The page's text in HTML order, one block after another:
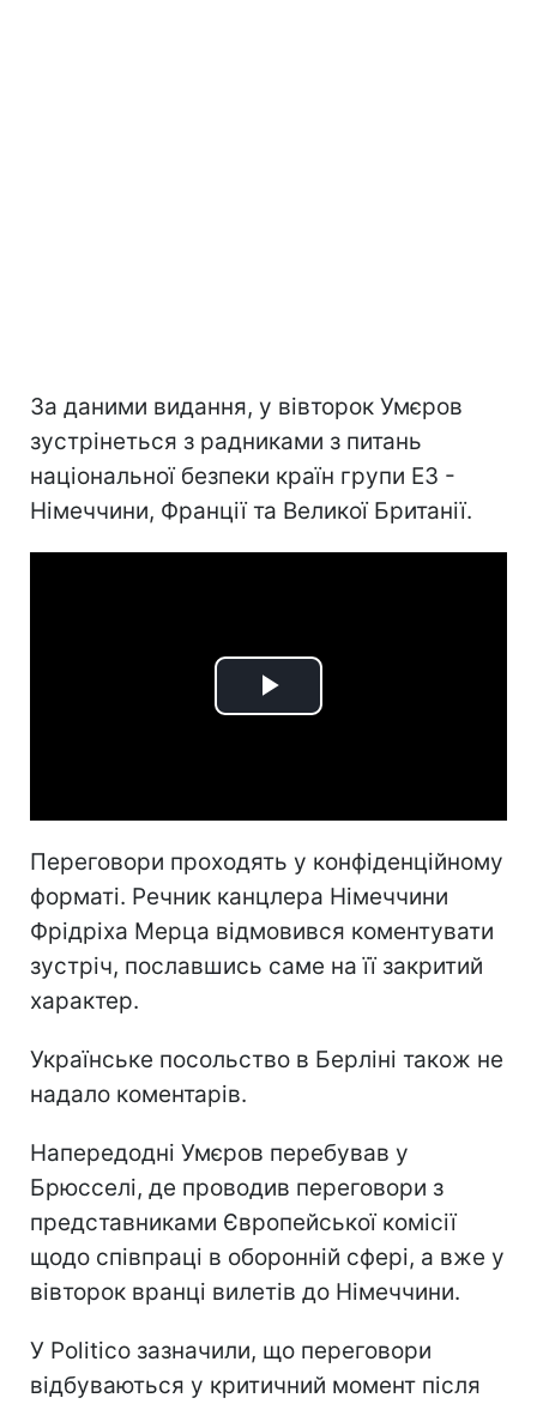
За даними видання, у вівторок Умєров
зустрінеться з радниками з питань
національної безпеки країн групи E3 -
Німеччини, Франції та Великої Британії.
Play
Переговори проходять у конфіденційному
форматі. Речник канцлера Німеччини
Фрідріха Мерца відмовився коментувати
зустріч, пославшись саме на її закритий
характер.
Українське посольство в Берліні також не
надало коментарів.
Напередодні Умєров перебував у
Брюсселі, де проводив переговори з
представниками Європейської комісії
щодо співпраці в оборонній сфері, а вже у
вівторок вранці вилетів до Німеччини.
У Politico зазначили, що переговори
відбуваються у критичний момент після